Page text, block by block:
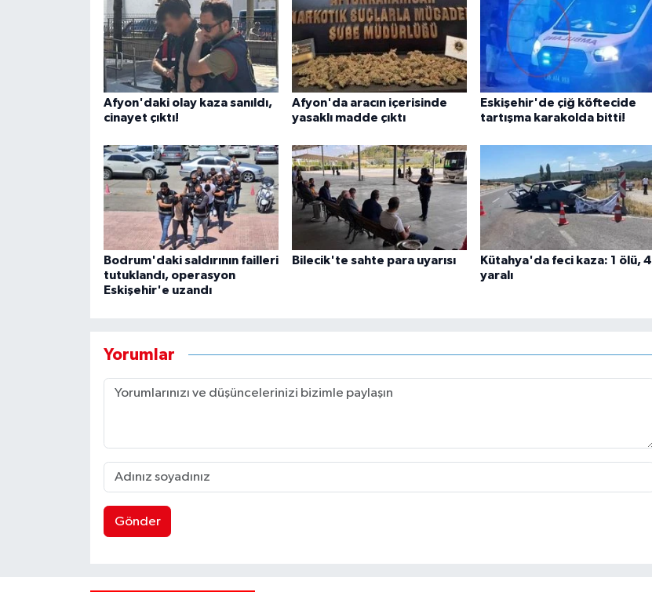
Afyon'daki olay kaza sanıldı,
cinayet çıktı!
Afyon'da aracın içerisinde
yasaklı madde çıktı
Eskişehir'de çiğ köftecide
tartışma karakolda bitti!
Bodrum'daki saldırının failleri
tutuklandı, operasyon
Eskişehir'e uzandı
Bilecik'te sahte para uyarısı
Kütahya'da feci kaza: 1 ölü, 4
yaralı
Yorumlar
Gönder